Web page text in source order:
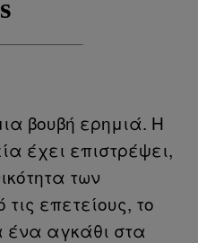
βουβή ερημιά. Η
έχει επιστρέψει,
των
επετείους, το
ένα αγκάθι στα